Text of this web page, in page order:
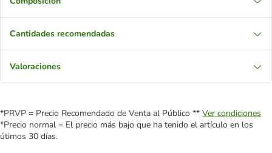
Cantidades recomendadas
Valoraciones
*PRVP = Precio Recomendado de Venta al Público ** Ver condiciones
*Precio normal = El precio más bajo que ha tenido el artículo en los
útimos 30 días.